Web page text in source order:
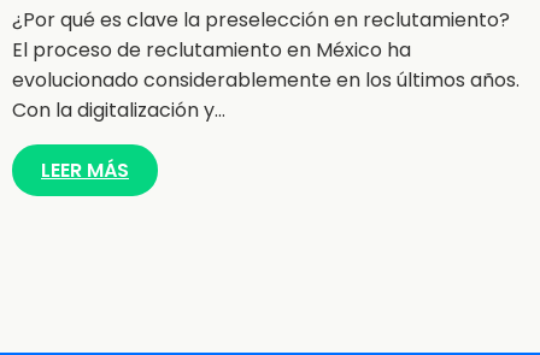
¿Por qué es clave la preselección en reclutamiento?
El proceso de reclutamiento en México ha
evolucionado considerablemente en los últimos años.
Con la digitalización y…
LEER MÁS